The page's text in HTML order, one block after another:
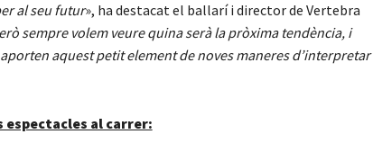
al seu futur», ha destacat el ballarí i director de Vertebra
sempre volem veure quina serà la pròxima tendència, i
aquest petit element de noves maneres d’interpretar
espectacles al carrer: